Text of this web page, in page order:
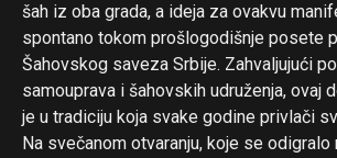
šah iz oba grada, a ideja za ovakvu
spontano tokom prošlogodišnje posete
Šahovskog saveza Srbije. Zahvaljujući
samouprava i šahovskih udruženja, ovaj
je u tradiciju koja svake godine privlači
Na svečanom otvaranju, koje se